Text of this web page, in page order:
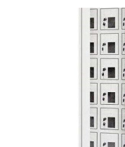
米。超过这一规定尺寸则属于
盗性能。它的运输、安装比
定，窃贼不易搬走。镶嵌式防
比较适合宾馆和家庭中使用
柜，它比较适合机关、企事业
备保密局资格保密认证证书，
密认证的企业主要是金城、威
保险柜会比较轻便，文件储存
中型企业的技术部门和档案部
等。现在市场上出现的保密文